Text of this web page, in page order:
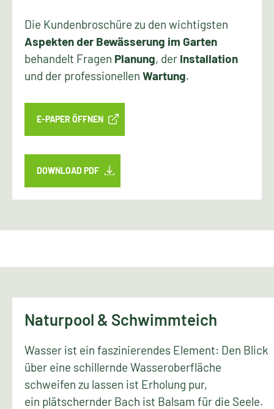
Die Kundenbroschüre zu den wichtigsten
Aspekten der Bewässerung im Garten
behandelt Fragen Planung, der Installation
und der professionellen Wartung.
E-PAPER ÖFFNEN
DOWNLOAD PDF
Naturpool & Schwimmteich
Wasser ist ein faszinierendes Element: Den Blick
über eine schillernde Wasseroberfläche
schweifen zu lassen ist Erholung pur,
ein plätschernder Bach ist Balsam für die Seele.